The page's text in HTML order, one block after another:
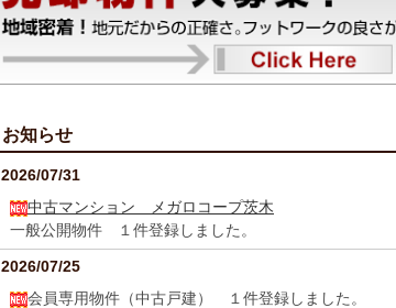
お知らせ
2026/07/31
中古マンション メガロコープ茨木
一般公開物件 １件登録しました。
2026/07/25
会員専用物件（中古戸建） １件登録しました。